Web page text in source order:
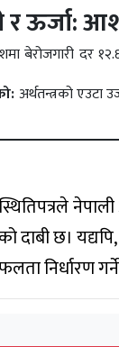
र ऊर्जा:
बेरोजगारी दर
अर्थतन्त्रको एउटा
दाबी छ।
निर्धारण